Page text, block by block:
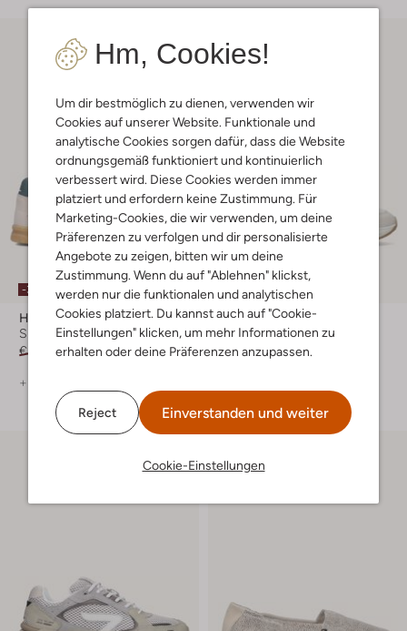
Hm, Cookies!
Um dir bestmöglich zu dienen, verwenden wir
Cookies auf unserer Website. Funktionale und
analytische Cookies sorgen dafür, dass die Website
ordnungsgemäß funktioniert und kontinuierlich
verbessert wird. Diese Cookies werden immer
platziert und erfordern keine Zustimmung. Für
Marketing-Cookies, die wir verwenden, um deine
Präferenzen zu verfolgen und dir personalisierte
Angebote zu zeigen, bitten wir um deine
Zustimmung. Wenn du auf "Ablehnen" klickst,
werden nur die funktionalen und analytischen
Cookies platziert. Du kannst auch auf "Cookie-
Einstellungen" klicken, um mehr Informationen zu
erhalten oder deine Präferenzen anzupassen.
Reject Einverstanden und weiter
Cookie-Einstellungen
-30%
Hub
Sneaker Low
€ 109,99 € 76,99
+ mehr farben
-30%
Hub
Sneaker Low
€ 129,99 € 90,99